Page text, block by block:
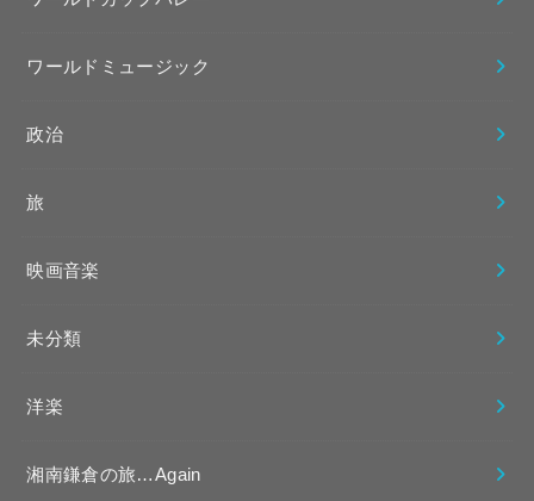
ワールドミュージック
政治
旅
映画音楽
未分類
洋楽
湘南鎌倉の旅…Again